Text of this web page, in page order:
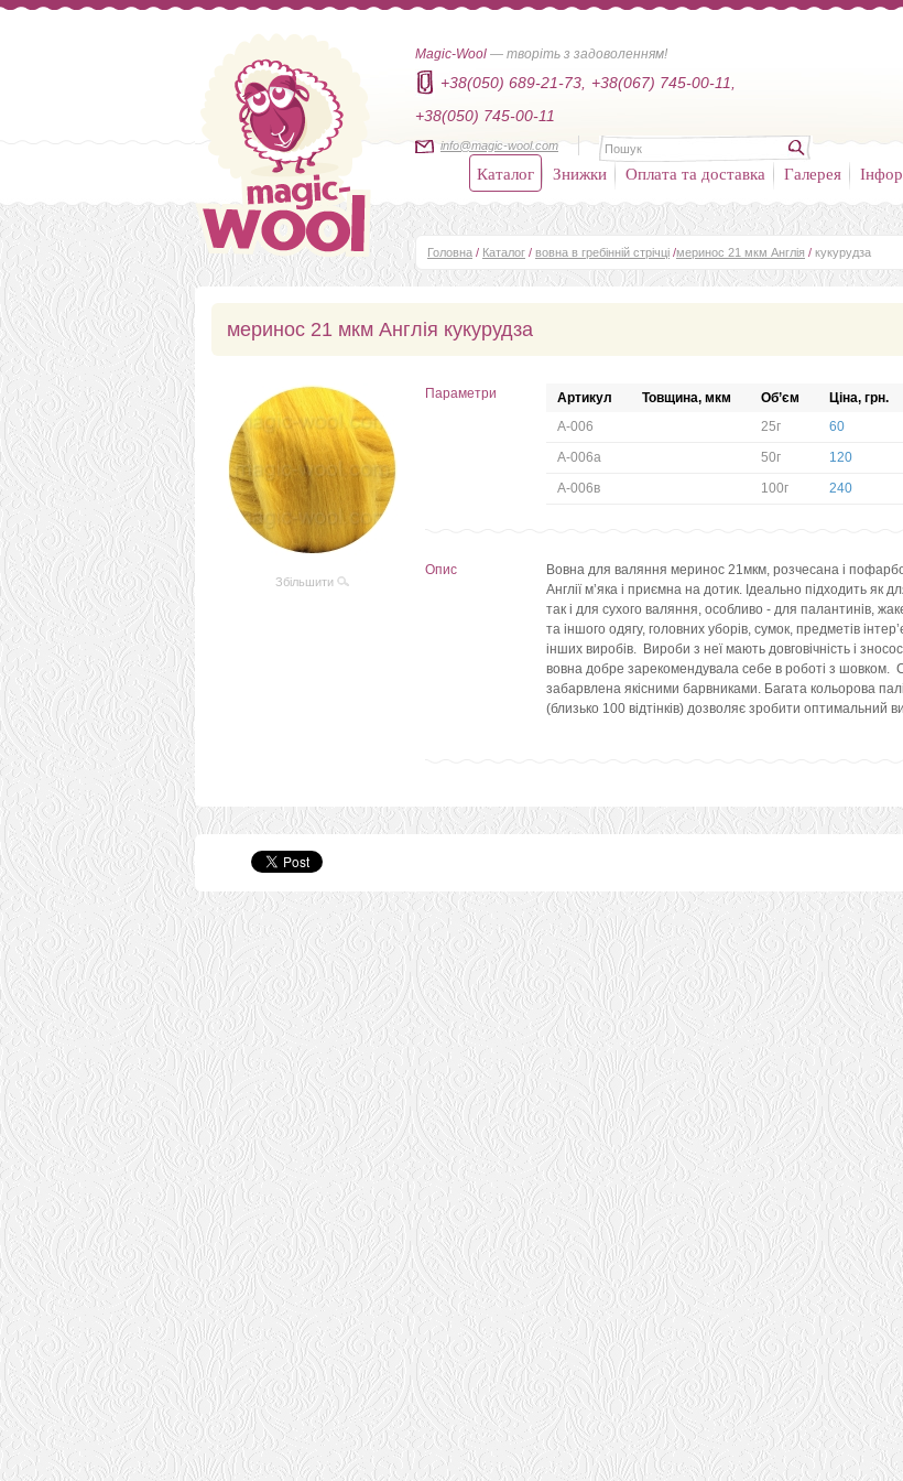
Magic-Wool — творіть з задоволенням!
+38(050) 689-21-73,
+38(067) 745-00-11,
+38(050) 745-00-11
info@magic-wool.com
Каталог Знижки Оплата та доставка Галерея
Головна / Каталог / вовна в гребінній стрічці /меринос 21 мкм Англія / кукурудза
меринос 21 мкм Англія кукурудза
Збільшити
Параметри Артикул Товщина, мкм Об’єм Ціна, грн.
А-006
25г
60
А-006а
50г
120
А-006в
100г 240
Опис
Вовна для валяння меринос 21мкм, розчесана і
Англії м’яка і приємна на дотик. Ідеально підходить як
так і для сухого валяння, особливо - для палантинів,
та іншого одягу, головних уборів, сумок, предметів
інших виробів. Вироби з неї мають довговічність і
вовна добре зарекомендувала себе в роботі з шовком.
забарвлена якісними барвниками. Багата кольорова
(близько 100 відтінків) дозволяє зробити оптимальний